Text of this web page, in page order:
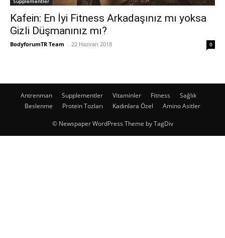
Kafein: En İyi Fitness Arkadaşınız mı yoksa
Gizli Düşmanınız mı?
BodyforumTR Team - 22 Haziran 2018 0
Antrenman Supplementler Vitaminler Fitness
Sağlık
Beslenme
Protein Tozları Kadınlara Özel Amino Asitler
© Newspaper WordPress Theme by TagDiv